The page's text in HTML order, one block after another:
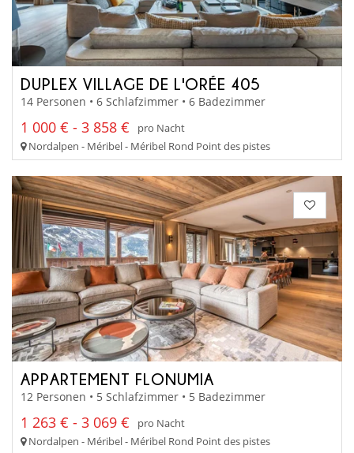
DUPLEX VILLAGE DE L'ORÉE 405
14 Personen • 6 Schlafzimmer • 6 Badezimmer
1 000 € - 3 858 €
pro Nacht
Nordalpen - Méribel - Méribel Rond Point des pistes
APPARTEMENT FLONUMIA
12 Personen • 5 Schlafzimmer • 5 Badezimmer
1 263 € - 3 069 €
pro Nacht
Nordalpen - Méribel - Méribel Rond Point des pistes